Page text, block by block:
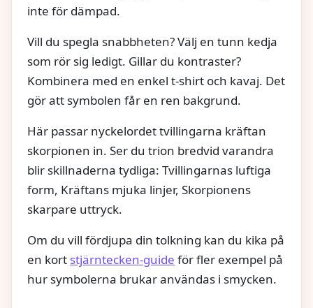
inte för dämpad.
Vill du spegla snabbheten? Välj en tunn kedja
som rör sig ledigt. Gillar du kontraster?
Kombinera med en enkel t-shirt och kavaj. Det
gör att symbolen får en ren bakgrund.
Här passar nyckelordet tvillingarna kräftan
skorpionen in. Ser du trion bredvid varandra
blir skillnaderna tydliga: Tvillingarnas luftiga
form, Kräftans mjuka linjer, Skorpionens
skarpare uttryck.
Om du vill fördjupa din tolkning kan du kika på
en kort stjärntecken-guide för fler exempel på
hur symbolerna brukar användas i smycken.